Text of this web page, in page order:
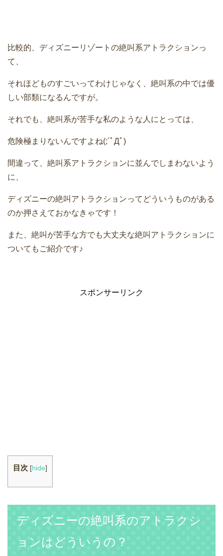
比較的、ディズニーリゾートの絶叫系アトラクションっ
て、
それほどものすごいってわけじゃなく、絶叫系の中では優
しい部類になるんですが。
それでも、絶叫系が苦手な私のような人にとっては、
危険極まりないんですよね(;´ﾟДﾟ)ゞ
間違って、絶叫系アトラクションに並んでしまわないよう
に、
ディズニーの絶叫アトラクションってどういうものがある
のか押さえておかなきゃです！
また、絶叫が苦手な方でも大丈夫な絶叫アトラクションに
ついてもご紹介です♪
スポンサーリンク
目次 [hide]
ディズニーの絶叫系のアトラクシ
ョンはどういうの？